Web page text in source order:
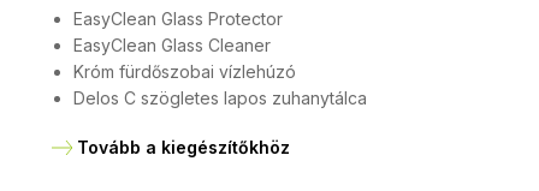
EasyClean Glass Protector
EasyClean Glass Cleaner
Króm fürdőszobai vízlehúzó
Delos C szögletes lapos zuhanytálca
Tovább a kiegészítőkhöz